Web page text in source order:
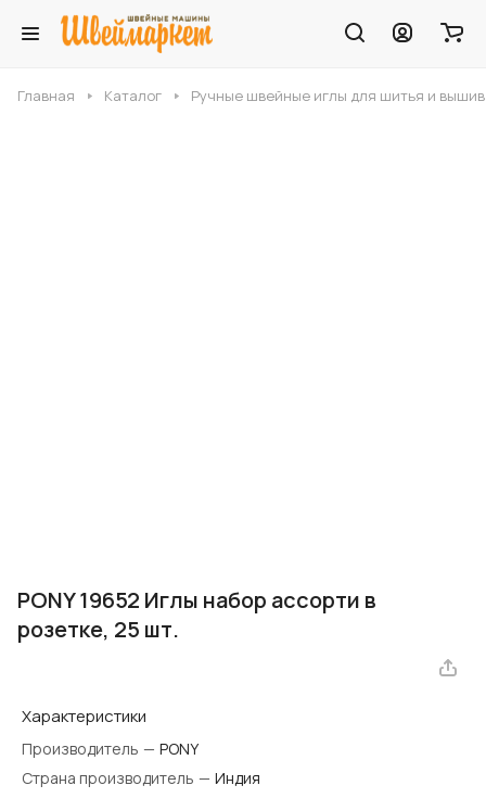
Главная Каталог Ручные швейные иглы для шитья и
PONY 19652 Иглы набор ассорти в
розетке, 25 шт.
Характеристики
Производитель — PONY
Страна производитель — Индия